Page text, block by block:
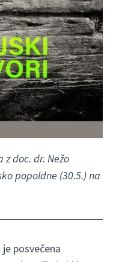
doc. dr. Nežo
popoldne (30.5.) na
posvečena